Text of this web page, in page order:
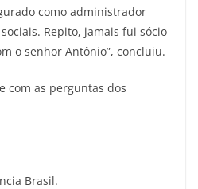
como administrador
Repito, jamais fui sócio
o senhor Antônio”, concluiu.
com as perguntas dos
Brasil.